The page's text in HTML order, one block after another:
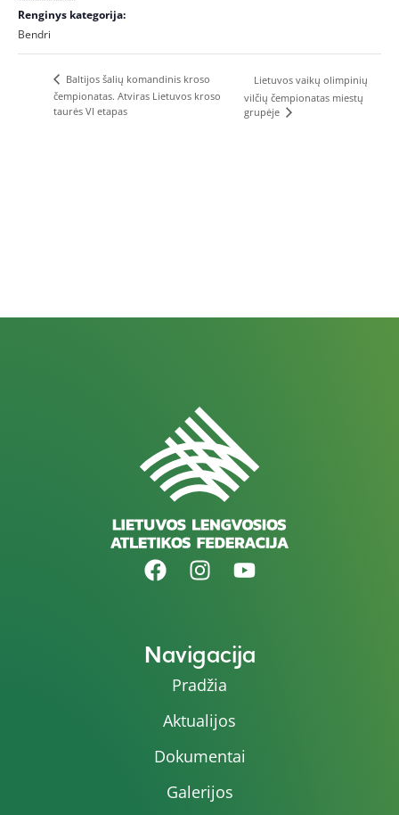
Renginys kategorija:
Bendri
Baltijos šalių komandinis kroso
čempionatas. Atviras Lietuvos kroso
taurės VI etapas
Lietuvos vaikų olimpinių
vilčių čempionatas miestų
grupėje
Navigacija
Pradžia
Aktualijos
Dokumentai
Galerijos